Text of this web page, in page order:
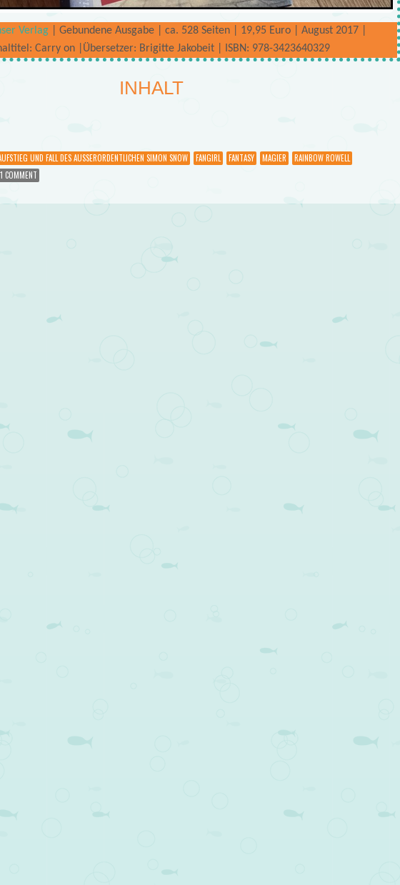
Verlag | Gebundene Ausgabe | ca. 528 Seiten | 19,95 Euro | August 2017 |
Carry on |Übersetzer: Brigitte Jakobeit | ISBN: 978-3423640329
INHALT
UND FALL DES AUSSERORDENTLICHEN SIMON SNOW FANGIRL FANTASY MAGIER
RAINBOW ROWELL
1 COMMENT